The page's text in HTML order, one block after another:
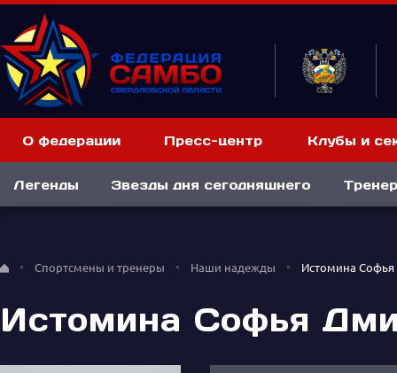
О федерации Пресс-центр Клубы и
Легенды Звезды дня сегодняшнего
Спортсмены и тренеры Наши надежды Истомина
Истомина Софья